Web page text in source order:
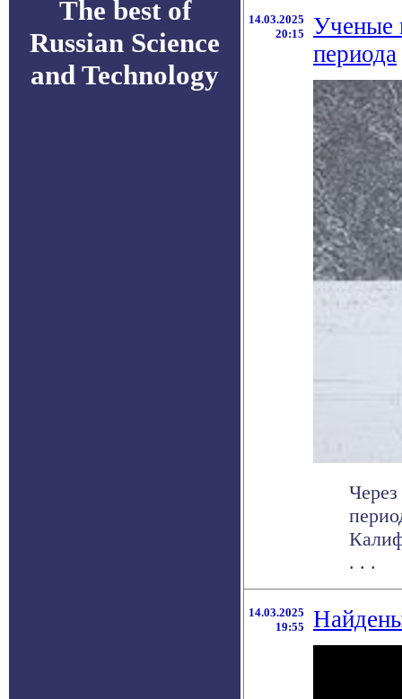
The best of
Russian Science
and Technology
14.03.2025
20:15
Ученые
периода
. . .
14.03.2025
19:55